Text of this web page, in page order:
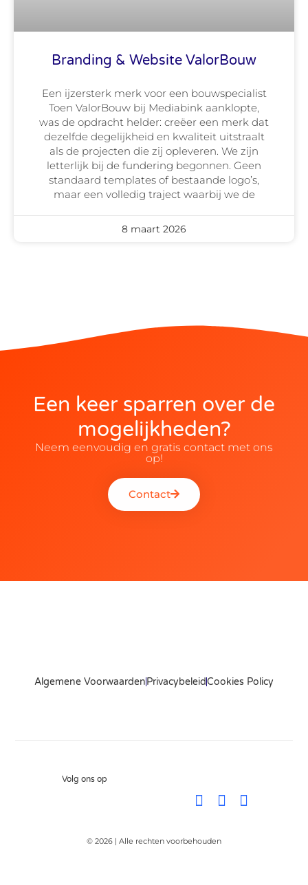
Branding & Website ValorBouw
Een ijzersterk merk voor een bouwspecialist
Toen ValorBouw bij Mediabink aanklopte,
was de opdracht helder: creëer een merk dat
dezelfde degelijkheid en kwaliteit uitstraalt
als de projecten die zij opleveren. We zijn
letterlijk bij de fundering begonnen. Geen
standaard templates of bestaande logo’s,
maar een volledig traject waarbij we de
8 maart 2026
Een keer sparren over de
mogelijkheden?
Neem eenvoudig en gratis contact met ons
op!
Contact
Algemene VoorwaardenPrivacybeleidCookies Policy
Volg ons op
© 2026 | Alle rechten voorbehouden